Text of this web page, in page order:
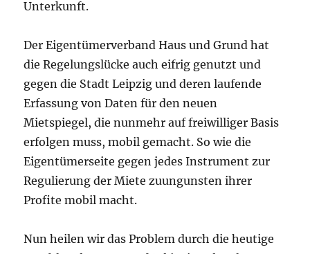
Unterkunft.
Der Eigentümerverband Haus und Grund hat
die Regelungslücke auch eifrig genutzt und
gegen die Stadt Leipzig und deren laufende
Erfassung von Daten für den neuen
Mietspiegel, die nunmehr auf freiwilliger Basis
erfolgen muss, mobil gemacht. So wie die
Eigentümerseite gegen jedes Instrument zur
Regulierung der Miete zuungunsten ihrer
Profite mobil macht.
Nun heilen wir das Problem durch die heutige